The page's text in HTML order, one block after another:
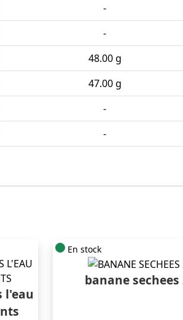
-
-
48.00 g
47.00 g
-
-
l'eau
En stock
banane sechees